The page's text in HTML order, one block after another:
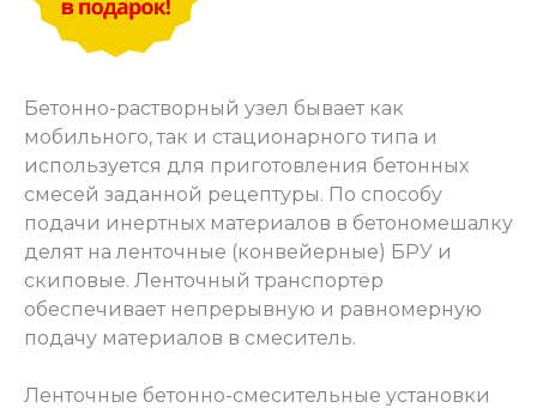
Бетонно-растворный узел бывает как
мобильного, так и стационарного типа и
используется для приготовления бетонных
смесей заданной рецептуры. По способу
подачи инертных материалов в бетономешалку
делят на ленточные (конвейерные) БРУ и
скиповые. Ленточный транспортёр
обеспечивает непрерывную и равномерную
подачу материалов в смеситель.
Ленточные бетонно-смесительные установки